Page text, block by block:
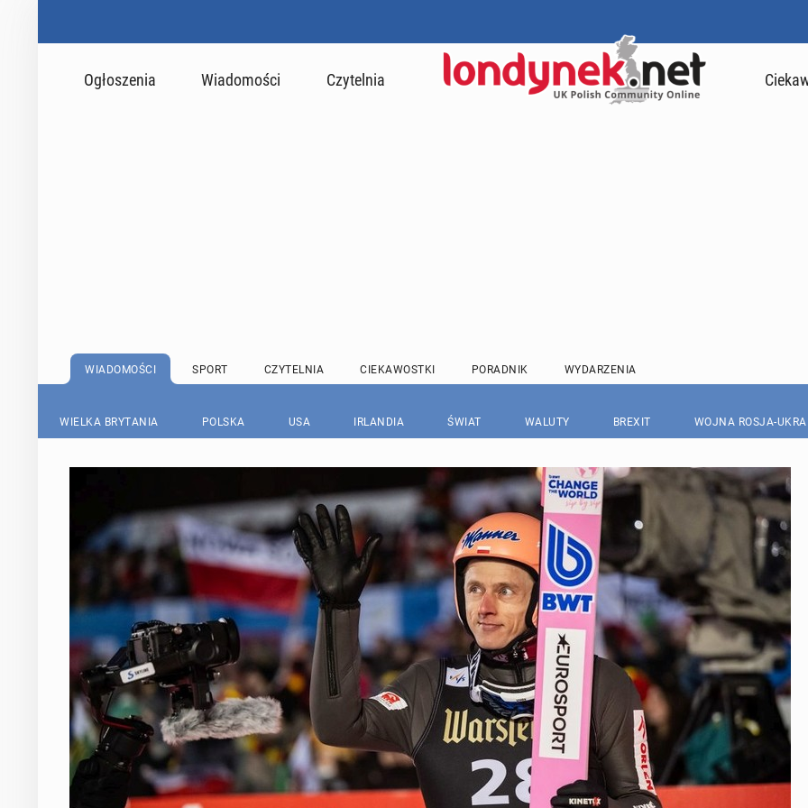
Ogłoszenia Wiadomości Czytelnia
WIADOMOŚCI SPORT CZYTELNIA CIEKAWOSTKI PORADNIK WYDARZENIA
WIELKA BRYTANIA POLSKA USA IRLANDIA ŚWIAT WALUTY BREXIT WOJNA ROSJA-